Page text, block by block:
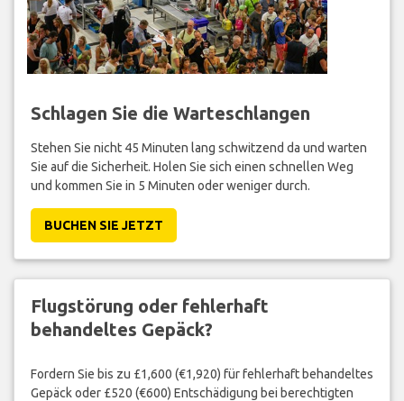
Schlagen Sie die Warteschlangen
Stehen Sie nicht 45 Minuten lang schwitzend da und warten
Sie auf die Sicherheit. Holen Sie sich einen schnellen Weg
und kommen Sie in 5 Minuten oder weniger durch.
BUCHEN SIE JETZT
Flugstörung oder fehlerhaft
behandeltes Gepäck?
Fordern Sie bis zu £1,600 (€1,920) für fehlerhaft behandeltes
Gepäck oder £520 (€600) Entschädigung bei berechtigten